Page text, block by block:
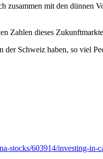
mit den dünnen
Zahlen dieses
Schweiz haben, so viel
stocks/603914/investing-in-